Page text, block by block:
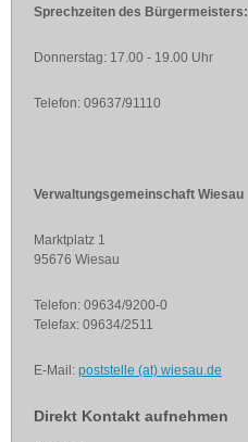
Sprechzeiten des Bürgermeisters:
Donnerstag: 17.00 - 19.00 Uhr
Telefon: 09637/91110
Verwaltungsgemeinschaft Wiesau
Marktplatz 1
95676 Wiesau
Telefon: 09634/9200-0
Telefax: 09634/2511
E-Mail: poststelle (at) wiesau.de
Direkt Kontakt aufnehmen